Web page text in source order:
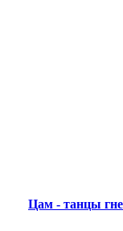
Цам - танцы